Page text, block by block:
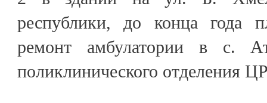
республики, до конца года
ремонт амбулатории в с.
поликлинического отделения